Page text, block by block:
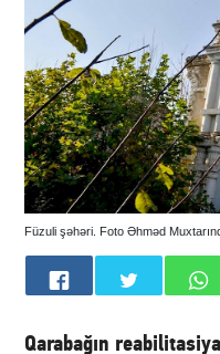
Füzuli şəhəri. Foto Əhməd
Qarabağın